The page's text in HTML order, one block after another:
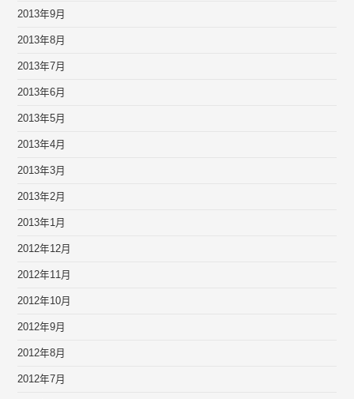
2013年9月
2013年8月
2013年7月
2013年6月
2013年5月
2013年4月
2013年3月
2013年2月
2013年1月
2012年12月
2012年11月
2012年10月
2012年9月
2012年8月
2012年7月